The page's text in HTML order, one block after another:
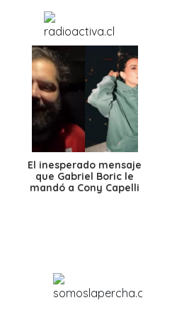
El inesperado mensaje
que Gabriel Boric le
mandó a Cony Capelli